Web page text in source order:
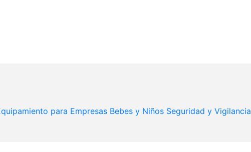
para Empresas Bebes y Niños Seguridad y Vigilancia